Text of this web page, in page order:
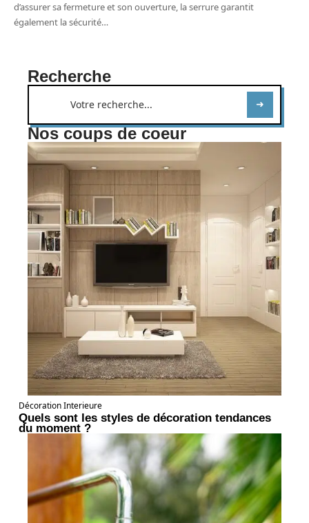
d’assurer sa fermeture et son ouverture, la serrure garantit
également la sécurité…
Recherche
Nos coups de coeur
Décoration Interieure
Quels sont les styles de décoration tendances
du moment ?